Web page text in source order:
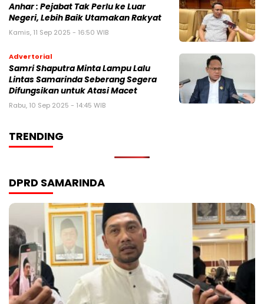
Anhar : Pejabat Tak Perlu ke Luar
Negeri, Lebih Baik Utamakan Rakyat
Kamis, 11 Sep 2025 - 16:50 WIB
Advertorial
Samri Shaputra Minta Lampu Lalu
Lintas Samarinda Seberang Segera
Difungsikan untuk Atasi Macet
Rabu, 10 Sep 2025 - 14:45 WIB
TRENDING
DPRD SAMARINDA